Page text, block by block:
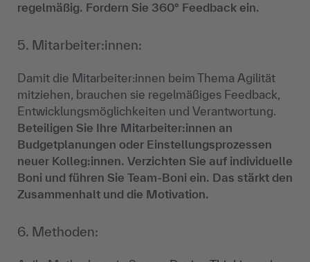
regelmäßig. Fordern Sie 360° Feedback ein.
5. Mitarbeiter:innen:
Damit die Mitarbeiter:innen beim Thema Agilität
mitziehen, brauchen sie regelmäßiges Feedback,
Entwicklungsmöglichkeiten und Verantwortung.
Beteiligen Sie Ihre Mitarbeiter:innen an
Budgetplanungen oder Einstellungsprozessen
neuer Kolleg:innen. Verzichten Sie auf individuelle
Boni und führen Sie Team-Boni ein. Das stärkt den
Zusammenhalt und die Motivation.
6. Methoden: